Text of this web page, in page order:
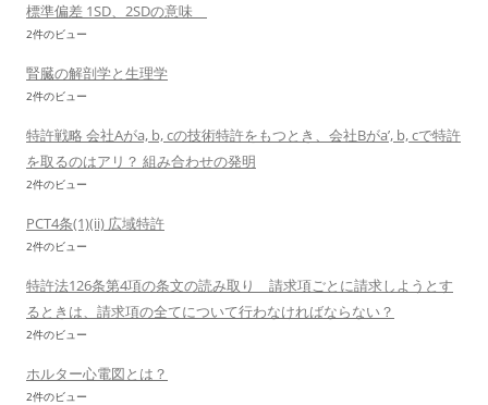
標準偏差 1SD、2SDの意味
2件のビュー
腎臓の解剖学と生理学
2件のビュー
特許戦略 会社Aがa, b, cの技術特許をもつとき、会社Bがa’, b, cで特許
を取るのはアリ？ 組み合わせの発明
2件のビュー
PCT4条(1)(ii) 広域特許
2件のビュー
特許法126条第4項の条文の読み取り 請求項ごとに請求しようとす
るときは、請求項の全てについて行わなければならない？
2件のビュー
ホルター心電図とは？
2件のビュー